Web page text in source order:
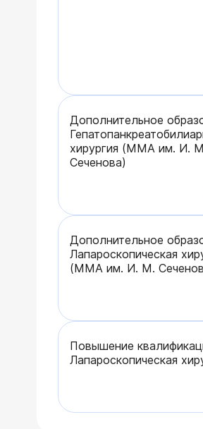
Дополнительное
хирургия (ММА им. И.
Сеченова)
Дополнительное
Лапароскопическая
(ММА им. И. М.
Повышение
Лапароскопическая